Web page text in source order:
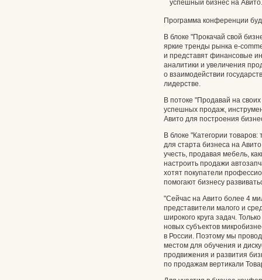
успешный бизнес на Авито.
Программа конференции
В блоке "Прокачай свой
яркие тренды рынка e-
и представят финансовые
аналитики и увеличения
о взаимодействии
лидерстве.
В потоке "Продавай на
успешных продаж,
Авито для построения
В блоке "Категории
для старта бизнеса на
учесть, продавая мебель,
настроить продажи
хотят покупатели
помогают бизнесу
"Сейчас на Авито более 4
представители малого и
широкого круга задач.
новых субъектов
в России. Поэтому мы
местом для обучения и
продвижения и развития
по продажам вертикали